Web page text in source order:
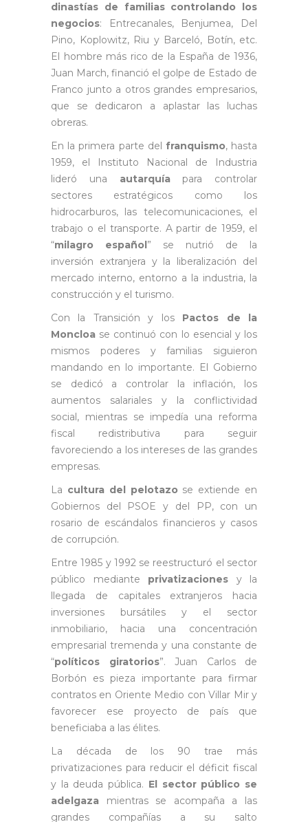
dinastías de familias controlando los
negocios: Entrecanales, Benjumea, Del
Pino, Koplowitz, Riu y Barceló, Botín, etc.
El hombre más rico de la España de 1936,
Juan March, financió el golpe de Estado de
Franco junto a otros grandes empresarios,
que se dedicaron a aplastar las luchas
obreras.
En la primera parte del franquismo, hasta
1959, el Instituto Nacional de Industria
lideró una autarquíapara controlar
sectores estratégicos como los
hidrocarburos, las telecomunicaciones, el
trabajo o el transporte. A partir de 1959, el
“milagro español” se nutrió de la
inversión extranjera y la liberalización del
mercado interno, entorno a la industria, la
construcción y el turismo.
Con la Transición y los Pactos de la
Moncloa se continuó con lo esencial y los
mismos poderes y familias siguieron
mandando en lo importante. El Gobierno
se dedicó a controlar la inflación, los
aumentos salariales y la conflictividad
social, mientras se impedía una reforma
fiscal redistributiva para seguir
favoreciendo a los intereses de las grandes
empresas.
La cultura del pelotazo se extiende en
Gobiernos del PSOE y del PP, con un
rosario de escándalos financieros y casos
de corrupción.
Entre 1985 y 1992 se reestructuró el sector
público mediante privatizaciones y la
llegada de capitales extranjeros hacia
inversiones bursátiles y el sector
inmobiliario, hacia una concentración
empresarial tremenda y una constante de
“políticos giratorios”. Juan Carlos de
Borbón es pieza importante para firmar
contratos en Oriente Medio con Villar Mir y
favorecer ese proyecto de país que
beneficiaba a las élites.
La década de los 90 trae más
privatizaciones para reducir el déficit fiscal
y la deuda pública. El sector público se
adelgaza mientras se acompaña a las
grandes compañías a su salto